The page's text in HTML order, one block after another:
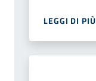
LEGGI DI PIÙ